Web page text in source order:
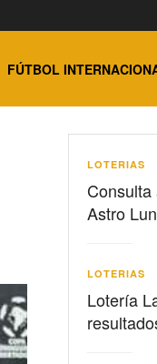
FÚTBOL
LOTERIAS
Astro
LOTERIAS
Lotería